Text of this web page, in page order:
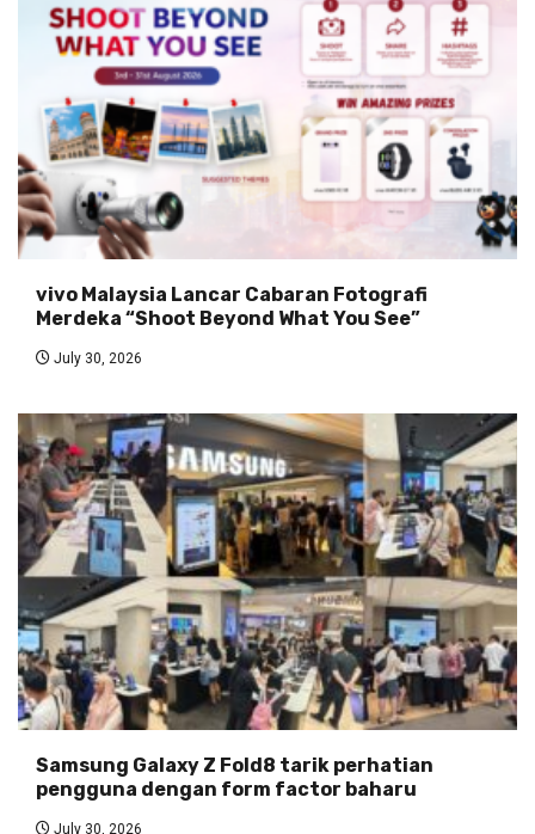
vivo Malaysia Lancar Cabaran Fotografi
Merdeka “Shoot Beyond What You See”
July 30, 2026
Samsung Galaxy Z Fold8 tarik perhatian
pengguna dengan form factor baharu
July 30, 2026